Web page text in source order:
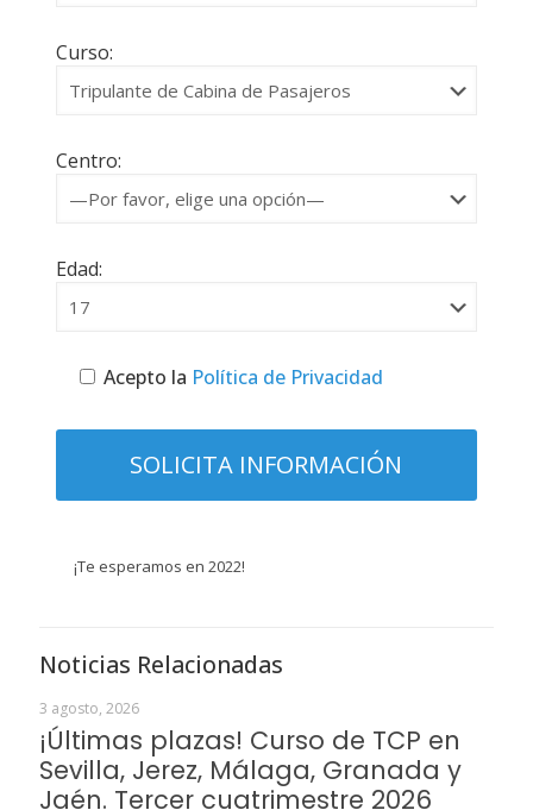
Curso:
Centro:
Edad:
Acepto la Política de Privacidad
¡Te esperamos en 2022!
Noticias Relacionadas
3 agosto, 2026
¡Últimas plazas! Curso de TCP en
Sevilla, Jerez, Málaga, Granada y
Jaén. Tercer cuatrimestre 2026